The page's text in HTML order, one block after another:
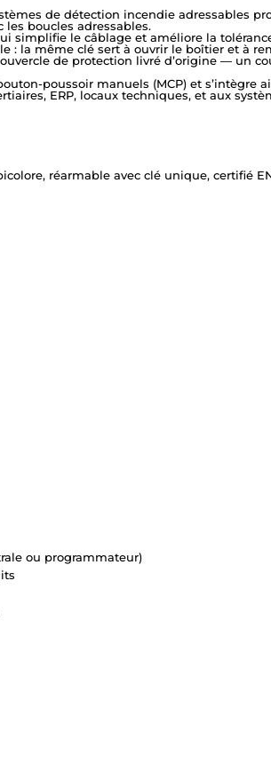
de détection incendie adressables
boucles adressables.
simplifie le câblage et améliore la
: la même clé sert à ouvrir le boîtier et à
de protection livré d’origine — un
poussoir manuels (MCP) et
ERP, locaux techniques, et aux
réarmable avec clé unique, certifié EN
ou programmateur)